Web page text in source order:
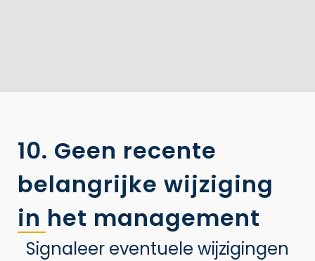
10. Geen recente
belangrijke wijziging
in het management
Signaleer eventuele wijzigingen